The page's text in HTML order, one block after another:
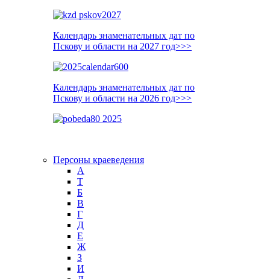
Календарь знаменательных дат по
Пскову и области на 2027 год>>>
Календарь знаменательных дат по
Пскову и области на 2026 год>>>
Персоны краеведения
А
T
Б
В
Г
Д
Е
Ж
З
И